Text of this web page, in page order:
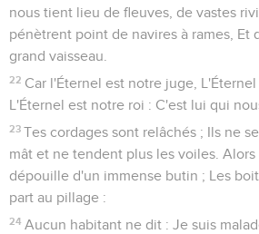
Le mirage se changera en étang Et la
sources d'eaux ; Dans le repaire qui
chacals, Croîtront des roseaux et des
8 Il y aura là un chemin frayé, une
voie sainte ; Nul impur n'y passera ; elle
Ceux qui la suivront, même les
Sur cette route, point de lion ; Nulle
prendra, Nulle ne s'y rencontrera ; Les
10 Les rachetés de l'Éternel